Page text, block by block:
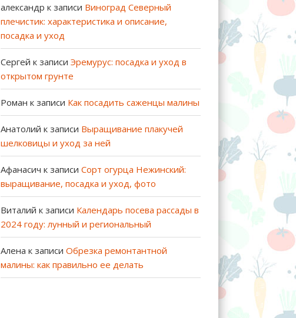
александр к записи Виноград Северный
плечистик: характеристика и описание,
посадка и уход
Сергей к записи Эремурус: посадка и уход в
открытом грунте
Роман к записи Как посадить саженцы малины
Анатолий к записи Выращивание плакучей
шелковицы и уход за ней
Афанасич к записи Сорт огурца Нежинский:
выращивание, посадка и уход, фото
Виталий к записи Календарь посева рассады в
2024 году: лунный и региональный
Алена к записи Обрезка ремонтантной
малины: как правильно ее делать